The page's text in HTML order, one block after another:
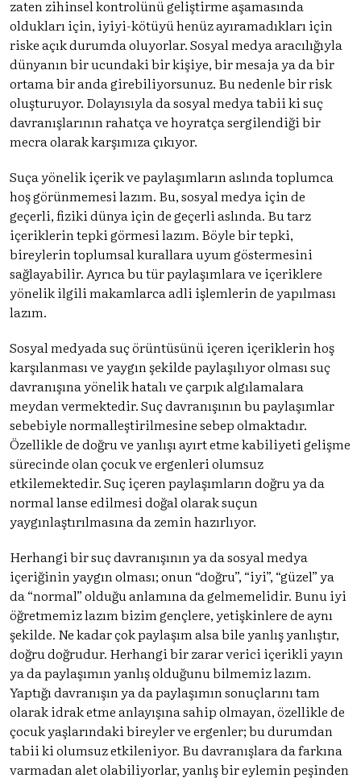
zaten zihinsel kontrolünü geliştirme aşamasında
oldukları için, iyiyi-kötüyü henüz ayıramadıkları için
riske açık durumda oluyorlar. Sosyal medya aracılığıyla
dünyanın bir ucundaki bir kişiye, bir mesaja ya da bir
ortama bir anda girebiliyorsunuz. Bu nedenle bir risk
oluşturuyor. Dolayısıyla da sosyal medya tabii ki suç
davranışlarının rahatça ve hoyratça sergilendiği bir
mecra olarak karşımıza çıkıyor.
Suça yönelik içerik ve paylaşımların aslında toplumca
hoş görünmemesi lazım. Bu, sosyal medya için de
geçerli, fiziki dünya için de geçerli aslında. Bu tarz
içeriklerin tepki görmesi lazım. Böyle bir tepki,
bireylerin toplumsal kurallara uyum göstermesini
sağlayabilir. Ayrıca bu tür paylaşımlara ve içeriklere
yönelik ilgili makamlarca adli işlemlerin de yapılması
lazım.
Sosyal medyada suç örüntüsünü içeren içeriklerin hoş
karşılanması ve yaygın şekilde paylaşılıyor olması suç
davranışına yönelik hatalı ve çarpık algılamalara
meydan vermektedir. Suç davranışının bu paylaşımlar
sebebiyle normalleştirilmesine sebep olmaktadır.
Özellikle de doğru ve yanlışı ayırt etme kabiliyeti gelişme
sürecinde olan çocuk ve ergenleri olumsuz
etkilemektedir. Suç içeren paylaşımların doğru ya da
normal lanse edilmesi doğal olarak suçun
yaygınlaştırılmasına da zemin hazırlıyor.
Herhangi bir suç davranışının ya da sosyal medya
içeriğinin yaygın olması; onun “doğru”, “iyi”, “güzel” ya
da “normal” olduğu anlamına da gelmemelidir. Bunu iyi
öğretmemiz lazım bizim gençlere, yetişkinlere de aynı
şekilde. Ne kadar çok paylaşım alsa bile yanlış yanlıştır,
doğru doğrudur. Herhangi bir zarar verici içerikli yayın
ya da paylaşımın yanlış olduğunu bilmemiz lazım.
Yaptığı davranışın ya da paylaşımın sonuçlarını tam
olarak idrak etme anlayışına sahip olmayan, özellikle de
çocuk yaşlarındaki bireyler ve ergenler; bu durumdan
tabii ki olumsuz etkileniyor. Bu davranışlara da farkına
varmadan alet olabiliyorlar, yanlış bir eylemin peşinden